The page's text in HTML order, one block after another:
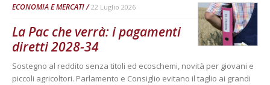
ECONOMIA E MERCATI 22 Luglio 2026
La Pac che verrà: i pagamenti
diretti 2028-34
Sostegno al reddito senza titoli ed ecoschemi, novità per giovani e
piccoli agricoltori. Parlamento e Consiglio evitano il taglio ai grandi